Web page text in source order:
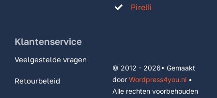
Pirelli
Klantenservice
Veelgestelde vragen
Retourbeleid
© 2012 - 2026• Gemaakt
door Wordpress4you.nl•
Alle rechten voorbehouden